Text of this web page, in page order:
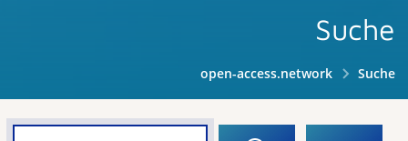
Suche
open-access.network Suche